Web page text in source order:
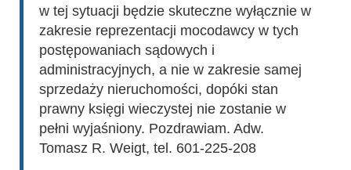
w tej sytuacji będzie skuteczne wyłącznie w
zakresie reprezentacji mocodawcy w tych
postępowaniach sądowych i
administracyjnych, a nie w zakresie samej
sprzedaży nieruchomości, dopóki stan
prawny księgi wieczystej nie zostanie w
pełni wyjaśniony. Pozdrawiam. Adw.
Tomasz R. Weigt, tel. 601-225-208